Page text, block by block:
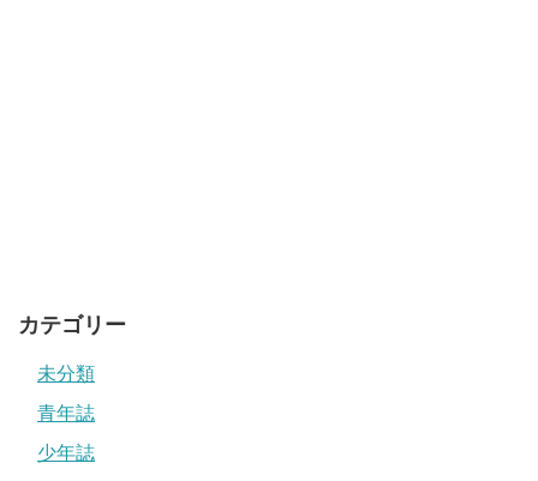
カテゴリー
未分類
青年誌
少年誌